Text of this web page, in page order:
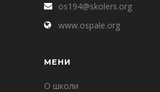
os194@skolers.org
www.ospale.org
МЕНИ
О школи